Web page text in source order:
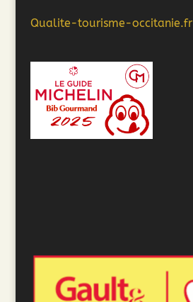
Qualite-tourisme-occitanie.fr